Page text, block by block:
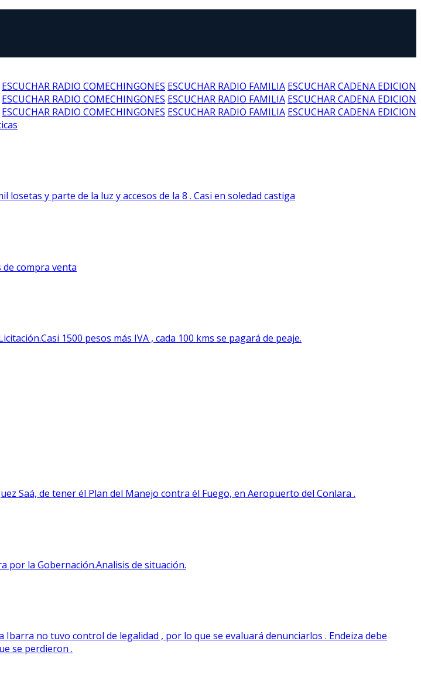
ESCUCHAR RADIO COMECHINGONES ESCUCHAR RADIO FAMILIA ESCUCHAR CADENA EDICION
ESCUCHAR RADIO COMECHINGONES ESCUCHAR RADIO FAMILIA ESCUCHAR CADENA EDICION
ESCUCHAR RADIO COMECHINGONES ESCUCHAR RADIO FAMILIA ESCUCHAR CADENA EDICION